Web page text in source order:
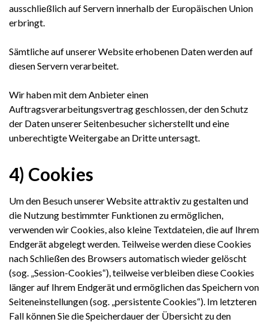
ausschließlich auf Servern innerhalb der Europäischen Union
erbringt.
Sämtliche auf unserer Website erhobenen Daten werden auf
diesen Servern verarbeitet.
Wir haben mit dem Anbieter einen
Auftragsverarbeitungsvertrag geschlossen, der den Schutz
der Daten unserer Seitenbesucher sicherstellt und eine
unberechtigte Weitergabe an Dritte untersagt.
4) Cookies
Um den Besuch unserer Website attraktiv zu gestalten und
die Nutzung bestimmter Funktionen zu ermöglichen,
verwenden wir Cookies, also kleine Textdateien, die auf Ihrem
Endgerät abgelegt werden. Teilweise werden diese Cookies
nach Schließen des Browsers automatisch wieder gelöscht
(sog. „Session-Cookies“), teilweise verbleiben diese Cookies
länger auf Ihrem Endgerät und ermöglichen das Speichern von
Seiteneinstellungen (sog. „persistente Cookies“). Im letzteren
Fall können Sie die Speicherdauer der Übersicht zu den